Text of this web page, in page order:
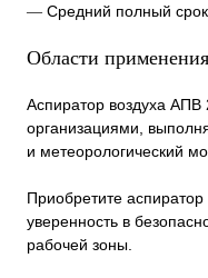
— Средний полный
Области
Аспиратор воздуха АПВ
организациями,
и метеорологический
Приобретите аспиратор
уверенность в
рабочей зоны.